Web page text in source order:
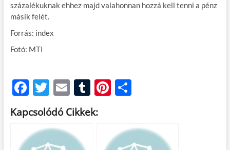
százalékuknak ehhez majd valahonnan hozzá kell tenni a pénz
másik felét.
Forrás: index
Fotó: MTI
F
ac
e
b
T
w
itt
er
E
m
ail
T
u
m
Pi
es
O
m
Kapcsolódó Cikkek: